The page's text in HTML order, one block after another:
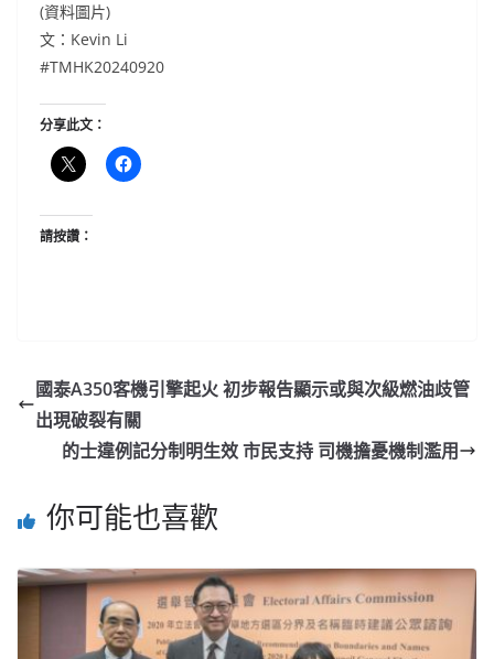
(資料圖片)
文：Kevin Li
#TMHK20240920
分享此文：
請按讚：
國泰A350客機引擎起火 初步報告顯示或與次級燃油歧管
出現破裂有關
的士違例記分制明生效 市民支持 司機擔憂機制濫用
你可能也喜歡